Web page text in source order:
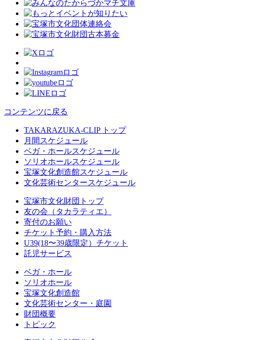
コンテンツに戻る
TAKARAZUKA-CLIP トップ
月間スケジュール
ベガ・ホールスケジュール
ソリオホールスケジュール
宝塚文化創造館スケジュール
文化芸術センタースケジュール
宝塚市文化財団トップ
友の会（タカラティエ）
寄付のお願い
チケット予約・購入方法
U39(18〜39歳限定）チケット
託児サービス
ベガ・ホール
ソリオホール
宝塚文化創造館
文化芸術センター・庭園
財団概要
トピック